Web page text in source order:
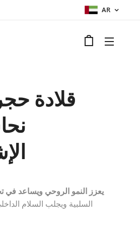
AR
قلادة
يعزز النمو الروحي ويساعد في
السلبية ويجلب السلام